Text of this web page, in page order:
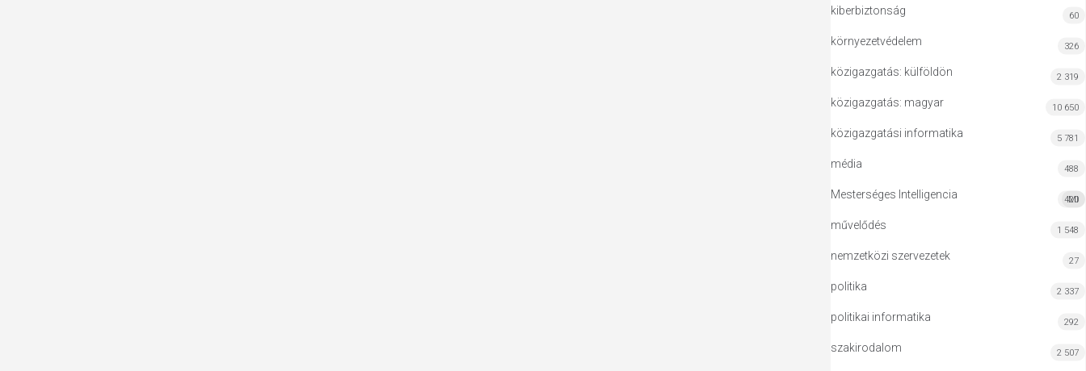
kiberbiztonság 60
környezetvédelem 326
közigazgatás: külföldön 2 319
közigazgatás: magyar 10 650
közigazgatási informatika 5 781
média 488
Mesterséges Intelligencia MI
420
művelődés 1 548
nemzetközi szervezetek 27
politika 2 337
politikai informatika 292
szakirodalom 2 507